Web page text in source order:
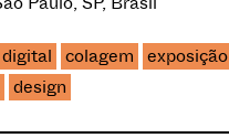
colagem
exposição
design